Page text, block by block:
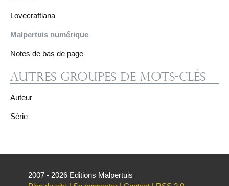
Lovecraftiana
Malpertuis numérique
Notes de bas de page
Autres groupes de mots-clés
Auteur
Série
2007 - 2026 Editions Malpertuis